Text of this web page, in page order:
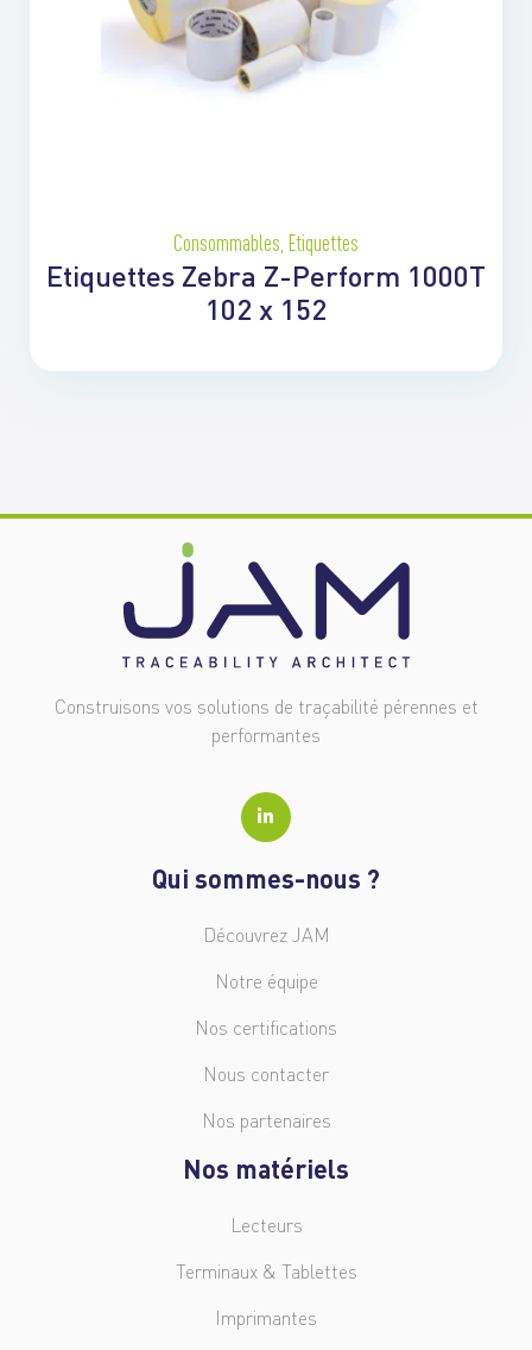
Consommables Etiquettes
Etiquettes Zebra Z-Perform 1000T
102 x 152
Construisons vos solutions de traçabilité pérennes et
performantes
Qui sommes-nous ?
Découvrez JAM
Notre équipe
Nos certifications
Nous contacter
Nos partenaires
Nos matériels
Lecteurs
Terminaux & Tablettes
Imprimantes